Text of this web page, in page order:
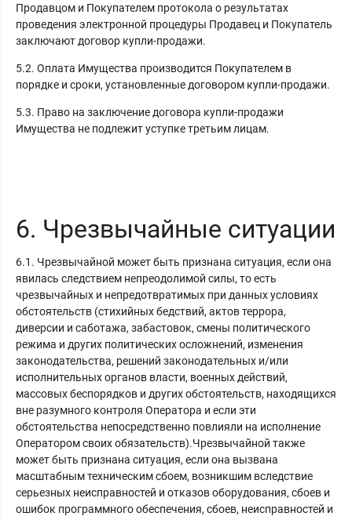
Продавцом и Покупателем протокола о результатах
проведения электронной процедуры Продавец и Покупатель
заключают договор купли-продажи.
5.2. Оплата Имущества производится Покупателем в
порядке и сроки, установленные договором купли-продажи.
5.3. Право на заключение договора купли-продажи
Имущества не подлежит уступке третьим лицам.
6. Чрезвычайные ситуации
6.1. Чрезвычайной может быть признана ситуация, если она
явилась следствием непреодолимой силы, то есть
чрезвычайных и непредотвратимых при данных условиях
обстоятельств (стихийных бедствий, актов террора,
диверсии и саботажа, забастовок, смены политического
режима и других политических осложнений, изменения
законодательства, решений законодательных и/или
исполнительных органов власти, военных действий,
массовых беспорядков и других обстоятельств, находящихся
вне разумного контроля Оператора и если эти
обстоятельства непосредственно повлияли на исполнение
Оператором своих обязательств).Чрезвычайной также
может быть признана ситуация, если она вызвана
масштабным техническим сбоем, возникшим вследствие
серьезных неисправностей и отказов оборудования, сбоев и
ошибок программного обеспечения, сбоев, неисправностей и